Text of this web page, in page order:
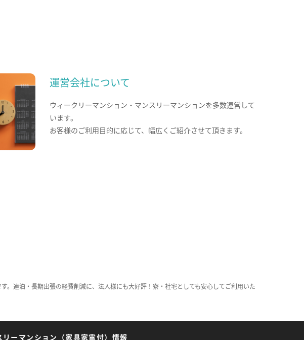
運営会社について
ウィークリーマンション・マンスリーマンションを多数運営して
います。
お客様のご利用目的に応じて、幅広くご紹介させて頂きます。
連泊・長期出張の経費削減に、法人様にも大好評！寮・社宅としても安心してご利用いた
ーマンション（家具家電付）情報